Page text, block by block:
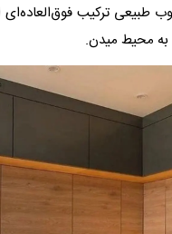
طبیعی ترکیب
محیط میدن.